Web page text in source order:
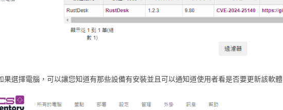
果選擇電腦，可以讓您知道有那些設備有安裝並且可以通知道使用者看是否要更新該軟體